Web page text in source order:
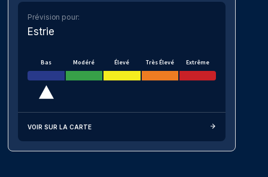
Prévision pour:
Estrie
Bas Modéré Élevé Très Élevé Extrême
VOIR SUR LA CARTE